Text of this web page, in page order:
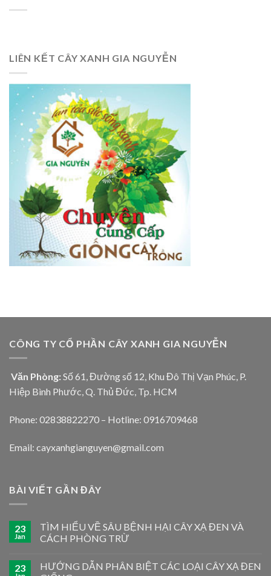
LIÊN KẾT CÂY XANH GIA NGUYỄN
CÔNG TY CỔ PHẦN CÂY XANH GIA NGUYỄN
Văn Phòng: Số 61, Đường số 12, Khu Đô Thị Vạn Phúc, P.
Hiệp Bình Phước, Q. Thủ Đức, Tp. HCM
Phone: 02838822270 – Hotline: 0916709468
Email: cayxanhgianguyen@gmail.com
BÀI VIẾT GẦN ĐÂY
23
Jan
TÌM HIỂU VỀ SÂU BỆNH HẠI CÂY XẠ ĐEN VÀ
CÁCH PHÒNG TRỪ
23
HƯỚNG DẪN PHÂN BIỆT CÁC LOẠI CÂY XẠ ĐEN